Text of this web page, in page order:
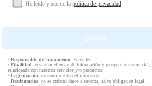
He leído y acepto la política de privacidad.
· Responsable del tratamiento: Fervalles
· Finalidad: gestionar el envío de información y prospección comercial,
relacionada con nuestros servicios y/o productos.
· Legitimación: consentimiento del interesado.
· Destinatarios: no se cederán datos a terceros, salvo obligación legal.